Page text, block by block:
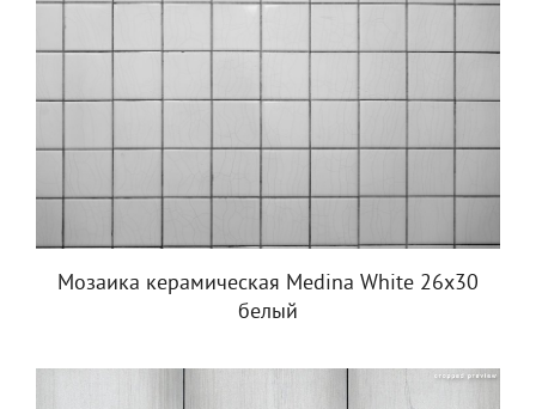
Мозаика керамическая Medina White 26x30
белый